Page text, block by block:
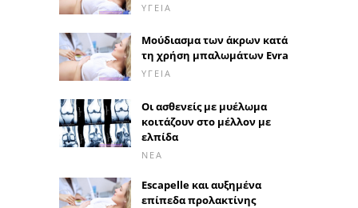
ΥΓΕΊΑ
Μούδιασμα των άκρων κατά
τη χρήση μπαλωμάτων Evra
ΥΓΕΊΑ
Οι ασθενείς με μυέλωμα
κοιτάζουν στο μέλλον με
ελπίδα
ΝΈΑ
Escapelle και αυξημένα
επίπεδα προλακτίνης